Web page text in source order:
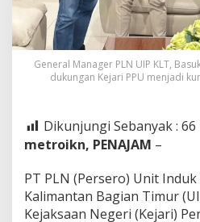
General Manager PLN UIP KLT,
dukungan Kejari PPU menjadi
Dikunjungi Sebanyak : 66
metroikn, PENAJAM –
PT PLN (Persero) Unit
Kalimantan Bagian Timur
Kejaksaan Negeri (Kejari)